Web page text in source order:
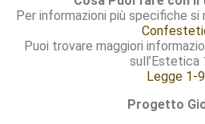
Per informazioni più specifiche
Puoi trovare maggiori
sull’Estetica
Legge 1-
Progetto